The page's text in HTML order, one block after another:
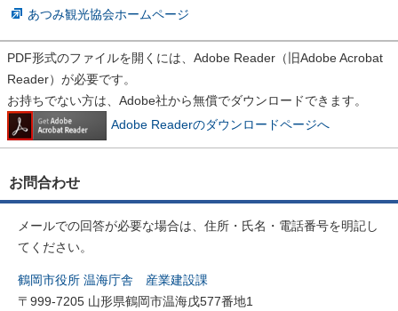
あつみ観光協会ホームページ
PDF形式のファイルを開くには、Adobe Reader（旧Adobe Acrobat
Reader）が必要です。
お持ちでない方は、Adobe社から無償でダウンロードできます。
Adobe Readerのダウンロードページへ
お問合わせ
メールでの回答が必要な場合は、住所・氏名・電話番号を明記し
てください。
鶴岡市役所 温海庁舎 産業建設課
〒999-7205 山形県鶴岡市温海戊577番地1